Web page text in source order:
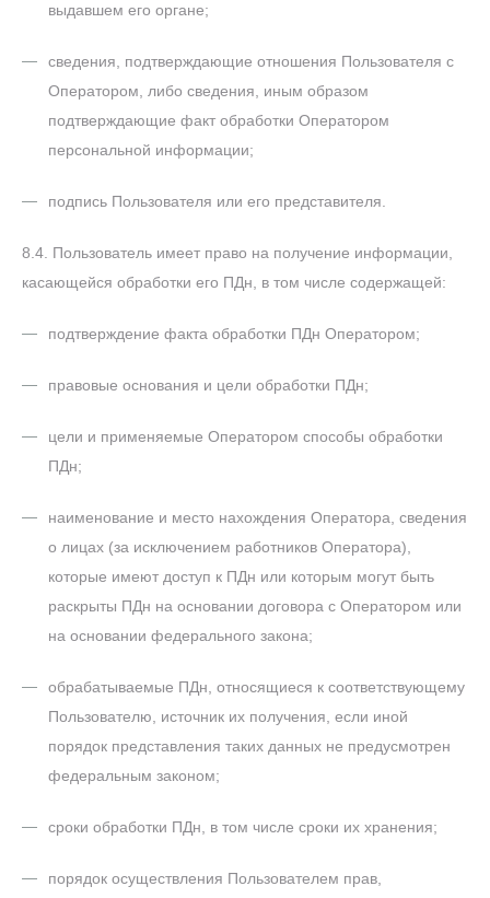
выдавшем его органе;
сведения, подтверждающие отношения Пользователя с
Оператором, либо сведения, иным образом
подтверждающие факт обработки Оператором
персональной информации;
подпись Пользователя или его представителя.
8.4. Пользователь имеет право на получение информации,
касающейся обработки его ПДн, в том числе содержащей:
подтверждение факта обработки ПДн Оператором;
правовые основания и цели обработки ПДн;
цели и применяемые Оператором способы обработки
ПДн;
наименование и место нахождения Оператора, сведения
о лицах (за исключением работников Оператора),
которые имеют доступ к ПДн или которым могут быть
раскрыты ПДн на основании договора с Оператором или
на основании федерального закона;
обрабатываемые ПДн, относящиеся к соответствующему
Пользователю, источник их получения, если иной
порядок представления таких данных не предусмотрен
федеральным законом;
сроки обработки ПДн, в том числе сроки их хранения;
порядок осуществления Пользователем прав,